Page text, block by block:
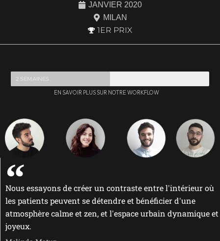
JANVIER 2020
MILAN
1ER PRIX
EN SAVOIR PLUS SUR NOTRE WORKFLOW
2 SEMAINES
Nous essayons de créer un contraste entre l'intérieur où
les patients peuvent se détendre et bénéficier d'une
atmosphère calme et zen, et l'espace urbain dynamique et
joyeux.